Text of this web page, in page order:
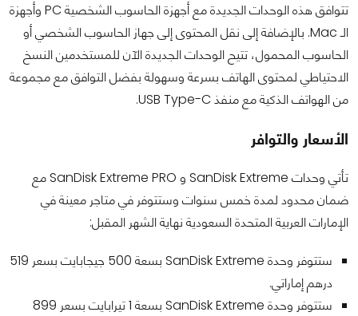
تتوافق هذه الوحدات الجديدة مع أجهزة الحاسوب الشخصية PC وأجهزة
الـ Mac. بالإضافة إلى نقل المحتوى إلى جهاز الحاسوب الشخصي أو
الحاسوب المحمول، تتيح الوحدات الجديدة الآن للمستخدمين النسخ
الاحتياطي لمحتوى الهاتف بسرعة وسهولة بفضل التوافق مع مجموعة
من الهواتف الذكية مع منفذ USB Type-C.
الأسعار والتوافر
تأتي وحدات SanDisk Extreme و SanDisk Extreme PRO مع
ضمان محدود لمدة خمس سنوات وستتوفر في متاجر معينة في
الإمارات العربية المتحدة السعودية نهاية الشهر المقبل:
ستتوفر وحدة SanDisk Extreme بسعة 500 جيجابايت بسعر 519
درهم إماراتي.
ستتوفر وحدة SanDisk Extreme بسعة 1 تيرابايت بسعر 899